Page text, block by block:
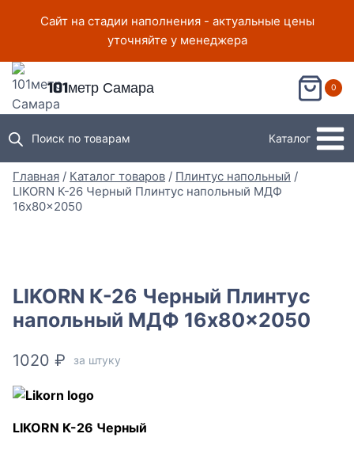
Сайт на стадии наполнения - актуальные цены
уточняйте у менеджера
101метр Самара 0
Поиск по товарам Каталог
Главная / Каталог товаров / Плинтус напольный /
LIKORN К-26 Черный Плинтус напольный МДФ
16x80x2050
LIKORN К-26 Черный Плинтус
напольный МДФ 16x80x2050
1020 ₽ за штуку
LIKORN К-26 Черный